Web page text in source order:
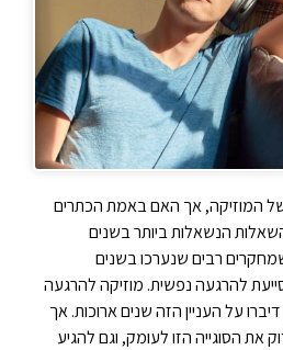
המוזיקה, אך האם באמת הכתרים
הנשאלות ביותר בשנים
רבים שנערכו בשנים
להרגעה נפשית. מוזיקה להרגעה
על העניין הזה שנים ארוכות. אך
את הסוגייה הזו לעומק, וגם להגיע